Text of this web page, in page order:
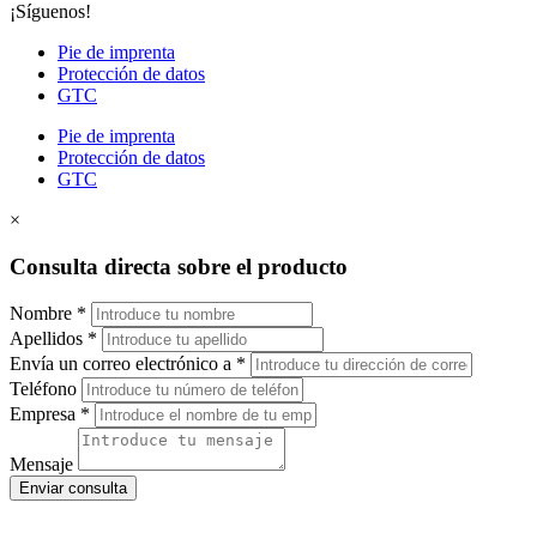
¡Síguenos!
Pie de imprenta
Protección de datos
GTC
Pie de imprenta
Protección de datos
GTC
×
Consulta directa sobre el producto
Nombre *
Apellidos *
Envía un correo electrónico a *
Teléfono
Empresa *
Mensaje
Enviar consulta